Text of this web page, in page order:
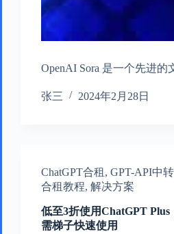
OpenAI Sora 是一个先进
张三 2024年2月28日
ChatGPT合租 , GPT-API中转
合租教程, 解决方案
低至3折使用ChatGPT
需梯子快速使用